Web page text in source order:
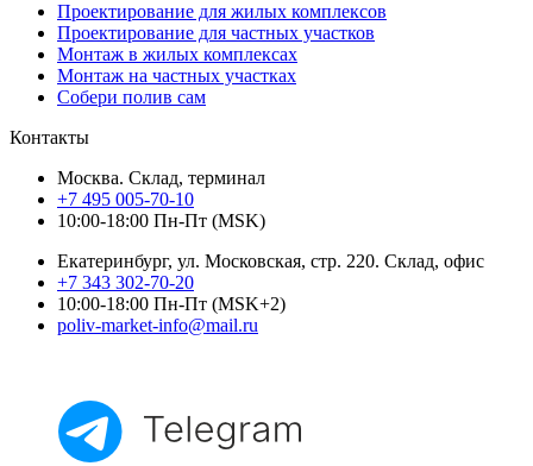
Проектирование для жилых комплексов
Проектирование для частных участков
Монтаж в жилых комплексах
Монтаж на частных участках
Собери полив сам
Контакты
Москва. Склад, терминал
+7 495 005-70-10
10:00-18:00 Пн-Пт (MSK)
Екатеринбург, ул. Московская, стр. 220. Склад, офис
+7 343 302-70-20
10:00-18:00 Пн-Пт (MSK+2)
poliv-market-info@mail.ru